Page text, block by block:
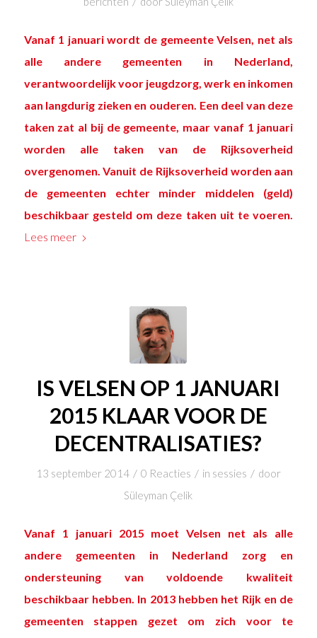
Vanaf 1 januari wordt de gemeente Velsen, net als
alle andere gemeenten in Nederland,
verantwoordelijk voor jeugdzorg, werk en inkomen
aan langdurig zieken en ouderen. Een deel van deze
taken zat al bij de gemeente, maar vanaf 1 januari
worden alle taken van de Rijksoverheid
overgenomen. Vanuit de Rijksoverheid worden aan
de gemeenten echter minder middelen (geld)
beschikbaar gesteld om deze taken uit te voeren.
Lees meer
IS VELSEN OP 1 JANUARI
2015 KLAAR VOOR DE
DECENTRALISATIES?
13 september 2014 / 0 Reacties / in sessies / door
Süleyman Çelik
Vanaf 1 januari 2015 moet Velsen net als alle
andere gemeenten in Nederland zorg en
ondersteuning van voldoende kwaliteit
beschikbaar hebben. In 2013 hebben het Rijk en de
gemeenten stappen gezet om zich voor te